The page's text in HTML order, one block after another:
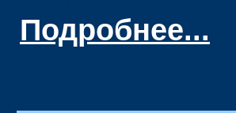
Подробнее...